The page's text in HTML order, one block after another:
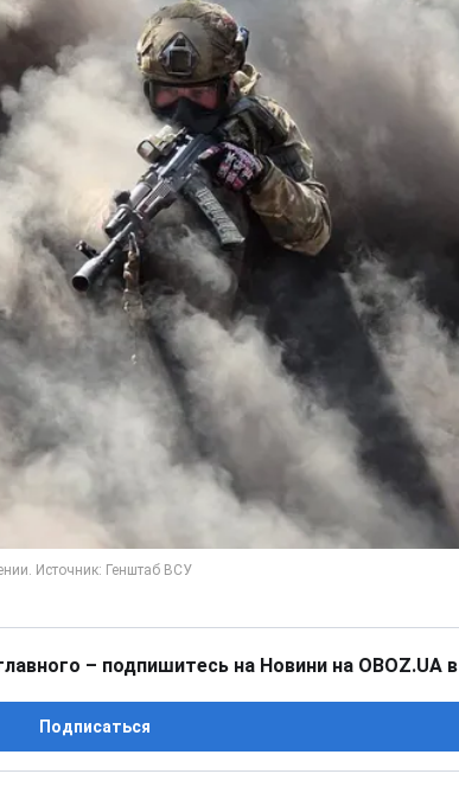
– подпишитесь на Новини на OBOZ.UA в
Подписаться